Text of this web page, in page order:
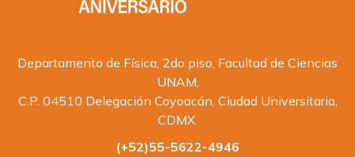
Departamento de Física, 2do piso, Facultad de Ciencias
UNAM,
C.P. 04510 Delegación Coyoacán, Ciudad Universitaria,
CDMX.
(+52)55-5622-4946